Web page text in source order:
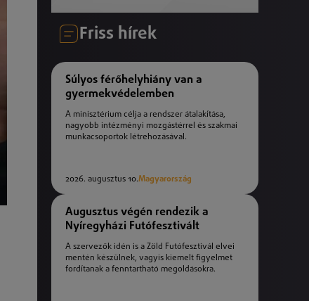
Friss hírek
Súlyos férőhelyhiány van a
gyermekvédelemben
A minisztérium célja a rendszer átalakítása,
nagyobb intézményi mozgástérrel és szakmai
munkacsoportok létrehozásával.
2026. augusztus 10.Magyarország
Augusztus végén rendezik a
Nyíregyházi Futófesztivált
A szervezők idén is a Zöld Futófesztivál elvei
mentén készülnek, vagyis kiemelt figyelmet
fordítanak a fenntartható megoldásokra.